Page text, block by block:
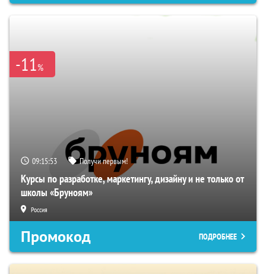
-11%
09:15:52 Получи первым!
Курсы по разработке, маркетингу, дизайну и не только от
школы «Бруноям»
Россия
Промокод ПОДРОБНЕЕ